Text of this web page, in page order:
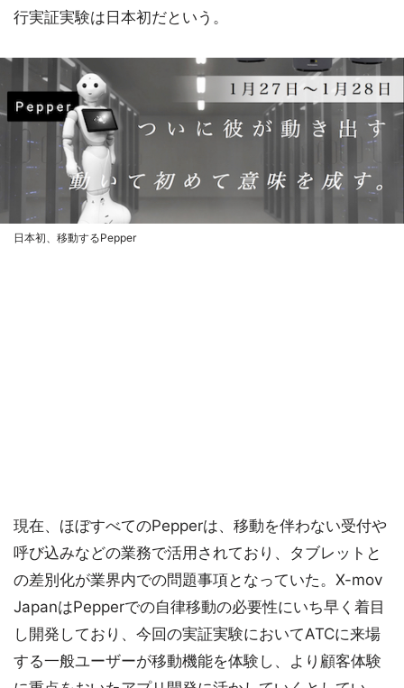
行実証実験は日本初だという。
日本初、移動するPepper
現在、ほぼすべてのPepperは、移動を伴わない受付や
呼び込みなどの業務で活用されており、タブレットと
の差別化が業界内での問題事項となっていた。X-mov
JapanはPepperでの自律移動の必要性にいち早く着目
し開発しており、今回の実証実験においてATCに来場
する一般ユーザーが移動機能を体験し、より顧客体験